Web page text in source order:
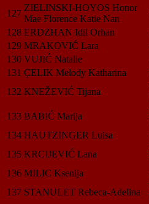
127
ZIELINSKI-HOYOS Honor
Mae Florence Katie Nan
128 ERDZHAN Idil Orhan
129 MRAKOVIĆ Lara
130 VUJIĆ Natalie
131 ҪELIK Melody Katharina
132 KNEŽEVIĆ Tijana
133 BABIĆ Marija
134 HAUTZINGER Luisa
135 KRCIJEVIĆ Lana
136 MILIC Ksenija
137 STANULET Rebeca-Adelina